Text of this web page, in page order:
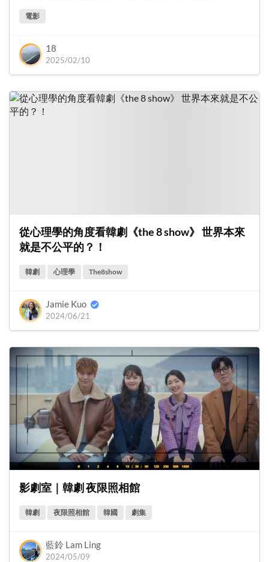
電影
18
2025/02/10
從心理學的角度看韓劇《the 8 show》 世界本來
就是不公平的？！
韓劇 心理學 The8show
Jamie Kuo
2024/06/21
影劇室｜韓劇 夜限照相館
韓劇 夜限照相館 韓國 劇集
藍鈴 Lam Ling
2024/05/09